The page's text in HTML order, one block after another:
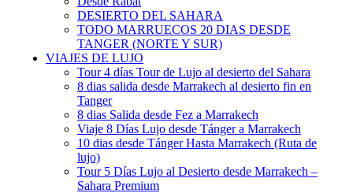
DESIERTO DEL SAHARA
TODO MARRUECOS 20 DIAS DESDE
TANGER (NORTE Y SUR)
VIAJES DE LUJO
Tour 4 días Tour de Lujo al desierto del Sahara
8 dias salida desde Marrakech al desierto fin en
Tanger
8 dias Salida desde Fez a Marrakech
Viaje 8 Días Lujo desde Tánger a Marrakech
10 dias desde Tánger Hasta Marrakech (Ruta de
lujo)
Tour 5 Días Lujo al Desierto desde Marrakech –
Sahara Premium